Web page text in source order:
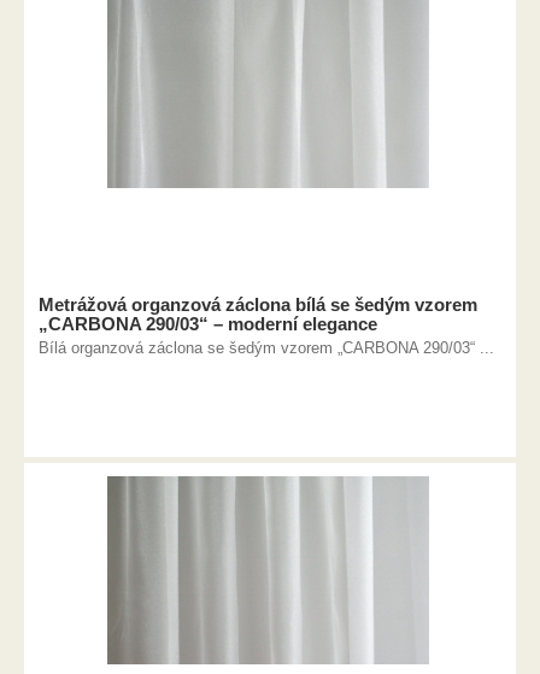
Metrážová organzová záclona bílá se šedým vzorem
„CARBONA 290/03“ – moderní elegance
Bílá organzová záclona se šedým vzorem „CARBONA 290/03“ ...